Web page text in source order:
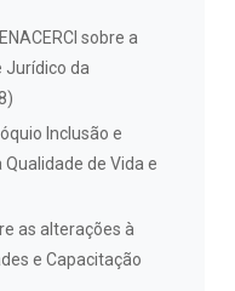
sobre a
Jurídico da
Inclusão e
de Vida e
as alterações à
e Capacitação